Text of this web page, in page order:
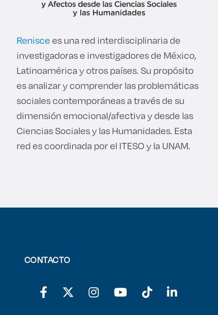
Reniscees una red interdisciplinaria de
investigadoras e investigadores de México,
Latinoamérica y otros países. Su propósito
es analizar y comprender las problemáticas
sociales contemporáneas a través de su
dimensión emocional/afectiva y desde las
Ciencias Sociales y las Humanidades. Esta
red es coordinada por el ITESO y la UNAM.
CONTACTO